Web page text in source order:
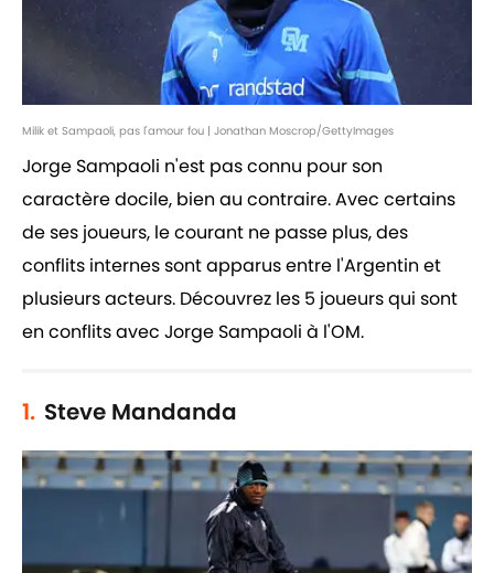
Milik et Sampaoli, pas l'amour fou | Jonathan Moscrop/GettyImages
Jorge Sampaoli n'est pas connu pour son
caractère docile, bien au contraire. Avec certains
de ses joueurs, le courant ne passe plus, des
conflits internes sont apparus entre l'Argentin et
plusieurs acteurs. Découvrez les 5 joueurs qui sont
en conflits avec Jorge Sampaoli à l'OM.
1. Steve Mandanda